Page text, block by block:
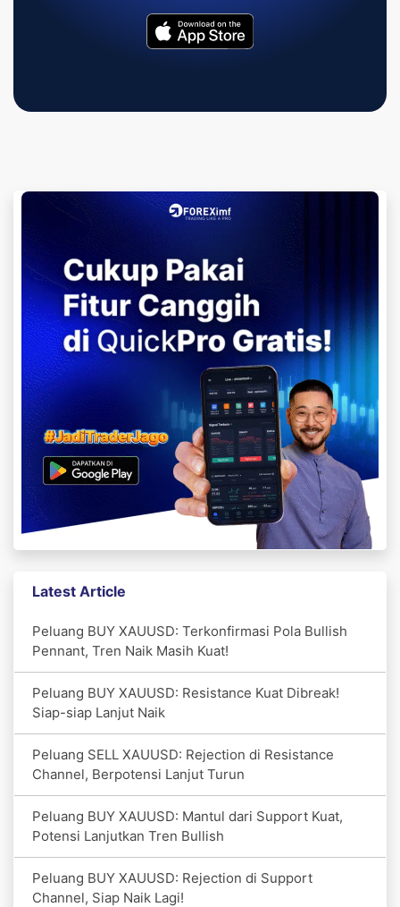
Latest Article
Peluang BUY XAUUSD: Terkonfirmasi Pola Bullish
Pennant, Tren Naik Masih Kuat!
Peluang BUY XAUUSD: Resistance Kuat Dibreak!
Siap-siap Lanjut Naik
Peluang SELL XAUUSD: Rejection di Resistance
Channel, Berpotensi Lanjut Turun
Peluang BUY XAUUSD: Mantul dari Support Kuat,
Potensi Lanjutkan Tren Bullish
Peluang BUY XAUUSD: Rejection di Support
Channel, Siap Naik Lagi!